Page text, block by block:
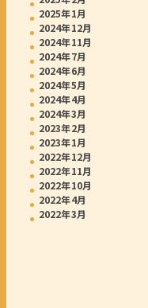
2025年1月
2024年12月
2024年11月
2024年7月
2024年6月
2024年5月
2024年4月
2024年3月
2023年2月
2023年1月
2022年12月
2022年11月
2022年10月
2022年4月
2022年3月